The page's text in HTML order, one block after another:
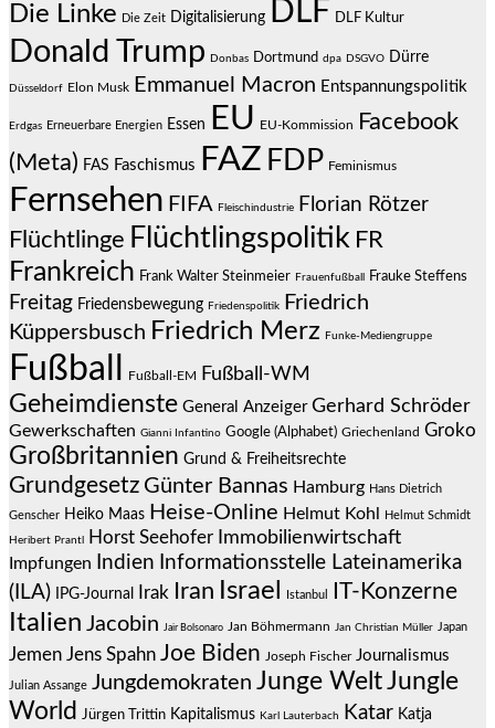
Die Linke Die Zeit Digitalisierung DLF DLF Kultur
Donald Trump Donbas Dortmund dpa DSGVO Dürre
Düsseldorf Elon Musk Emmanuel Macron Entspannungspolitik
Erdgas Erneuerbare Energien Essen EU EU-Kommission
Facebook
(Meta) FAS Faschismus FAZ FDP Feminismus
Fernsehen FIFA Fleischindustrie Florian Rötzer
Flüchtlinge Flüchtlingspolitik FR
Frankreich Frank Walter Steinmeier Frauenfußball Frauke Steffens
Freitag Friedensbewegung Friedenspolitik
Friedrich
Küppersbusch Friedrich Merz Funke-Mediengruppe
Fußball Fußball-EM Fußball-WM
Geheimdienste General Anzeiger Gerhard Schröder
Gewerkschaften Gianni Infantino Google (Alphabet) Griechenland Groko
Großbritannien Grund & Freiheitsrechte
Grundgesetz Günter Bannas Hamburg Hans Dietrich
Genscher Heiko Maas Heise-Online Helmut Kohl Helmut Schmidt
Heribert Prantl Horst Seehofer Immobilienwirtschaft
Impfungen Indien Informationsstelle Lateinamerika
(ILA)
IPG-Journal Irak Iran Israel Istanbul IT-Konzerne
Italien Jacobin Jair Bolsonaro Jan Böhmermann Jan Christian Müller Japan
Jemen Jens Spahn Joe Biden Joseph Fischer Journalismus
Julian Assange Jungdemokraten Junge WeltJungle
World Jürgen Trittin Kapitalismus Karl Lauterbach Katar Katja